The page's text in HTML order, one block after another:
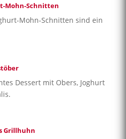
Mohn-Schnitten
Mohn-Schnitten sind ein
Dessert mit Obers, Joghurt
Grillhuhn